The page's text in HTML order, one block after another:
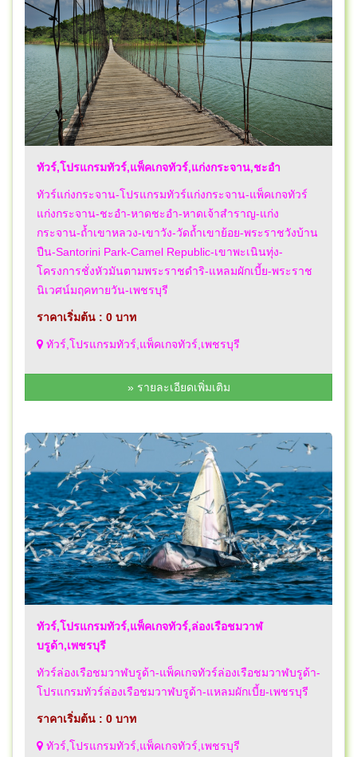
ทัวร์,โปรแกรมทัวร์,แพ็คเกจทัวร์,แก่งกระจาน,ชะอำ
ทัวร์แก่งกระจาน-โปรแกรมทัวร์แก่งกระจาน-แพ็คเกจทัวร์
แก่งกระจาน-ชะอำ-หาดชะอำ-หาดเจ้าสำราญ-แก่ง
กระจาน-ถ้ำเขาหลวง-เขาวัง-วัดถ้ำเขาย้อย-พระราชวังบ้าน
ปืน-Santorini Park-Camel Republic-เขาพะเนินทุ่ง-
โครงการชั่งหัวมันตามพระราชดำริ-แหลมผักเบี้ย-พระราช
นิเวศน์มฤคทายวัน-เพชรบุรี
ราคาเริ่มต้น : 0 บาท
ทัวร์,โปรแกรมทัวร์,แพ็คเกจทัวร์,เพชรบุรี
» รายละเอียดเพิ่มเติม
ทัวร์,โปรแกรมทัวร์,แพ็คเกจทัวร์,ล่องเรือชมวาฬ
บรูด้า,เพชรบุรี
ทัวร์ล่องเรือชมวาฬบรูด้า-แพ็คเกจทัวร์ล่องเรือชมวาฬบรูด้า-
โปรแกรมทัวร์ล่องเรือชมวาฬบรูด้า-แหลมผักเบี้ย-เพชรบุรี
ราคาเริ่มต้น : 0 บาท
ทัวร์,โปรแกรมทัวร์,แพ็คเกจทัวร์,เพชรบุรี